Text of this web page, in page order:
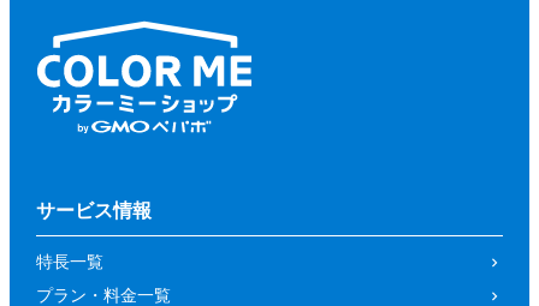
サービス情報
特長一覧
プラン・料金一覧